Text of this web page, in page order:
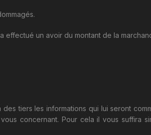
un avoir du montant de la
tiers les informations qui lui seront
concernant. Pour cela il vous suffira